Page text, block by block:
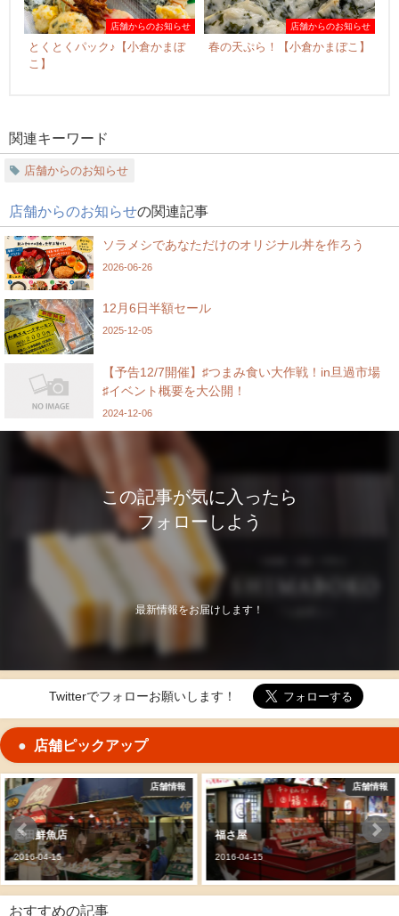
店舗からのお知らせ
とくとくパック♪【小倉かまぼ
こ】
店舗からのお知らせ
春の天ぷら！【小倉かまぼこ】
関連キーワード
店舗からのお知らせ
店舗からのお知らせの関連記事
ソラメシであなただけのオリジナル丼を作ろう
2026-06-26
12月6日半額セール
2025-12-05
【予告12/7開催】♯つまみ食い大作戦！in旦過市場
♯イベント概要を大公開！
2024-12-06
この記事が気に入ったら
フォローしよう
最新情報をお届けします！
Twitterでフォローお願いします！
店舗ピックアップ
報 店舗情報
福さ屋
2016-04-15
店
お食事処あらまき
2018-11-04
おすすめの記事